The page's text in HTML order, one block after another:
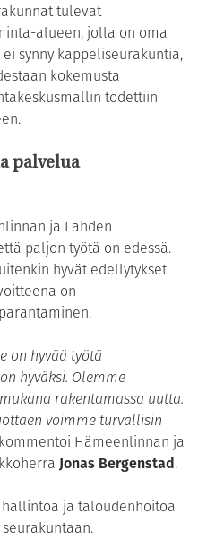
tulevat
alueen, jolla on oma
synny kappeliseurakuntia,
kokemusta
todettiin
palvelua
ja Lahden
paljon työtä on edessä.
hyvät edellytykset
on
on hyvää työtä
hyväksi. Olemme
rakentamassa uutta.
voimme turvallisin
kommentoi Hämeenlinnan ja
Jonas Bergenstad.
ja taloudenhoitoa